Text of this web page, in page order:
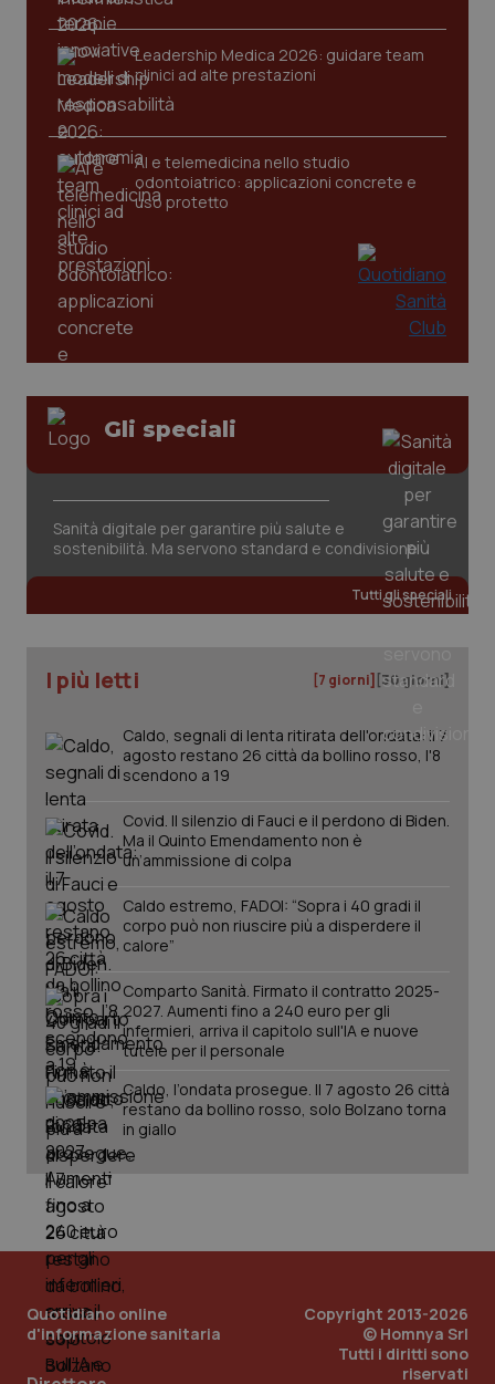
Leadership Medica 2026: guidare team
clinici ad alte prestazioni
AI e telemedicina nello studio
odontoiatrico: applicazioni concrete e
uso protetto
Gli speciali
Sanità digitale per garantire più salute e
sostenibilità. Ma servono standard e condivisione
Tutti gli speciali
I più letti [7 giorni] [30 giorni]
Caldo, segnali di lenta ritirata dell'ondata: il 7
agosto restano 26 città da bollino rosso, l'8
scendono a 19
Covid. Il silenzio di Fauci e il perdono di Biden.
Ma il Quinto Emendamento non è
un’ammissione di colpa
Caldo estremo, FADOI: “Sopra i 40 gradi il
corpo può non riuscire più a disperdere il
calore”
Comparto Sanità. Firmato il contratto 2025-
2027. Aumenti fino a 240 euro per gli
infermieri, arriva il capitolo sull'IA e nuove
tutele per il personale
Caldo, l’ondata prosegue. Il 7 agosto 26 città
restano da bollino rosso, solo Bolzano torna
in giallo
Quotidiano online
d'informazione sanitaria
Copyright 2013-2026
© Homnya Srl
Tutti i diritti sono
riservati
CookieScriptConsent
CookieScript
www.quotidianosanita.it
tracking-sites-ironfish-
tracking-enable
www.quotidianosanita.it
tracking-sites-ironfish-
www.quotidianosanita.it
2
.quotidianosanita.it
PHPSESSID
PHP.net